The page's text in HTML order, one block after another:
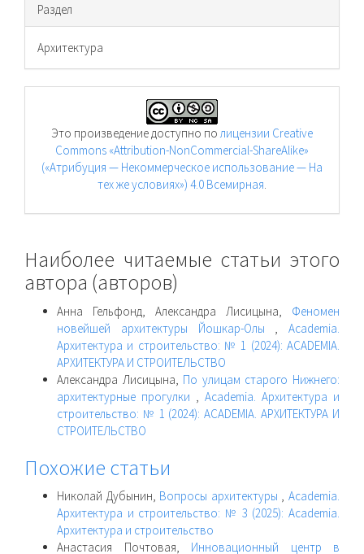
Раздел
Архитектура
Это произведение доступно полицензии Creative
Commons «Attribution-NonCommercial-ShareAlike»
(«Атрибуция — Некоммерческое использование — На
тех же условиях») 4.0 Всемирная.
Наиболее читаемые статьи этого
автора (авторов)
Анна Гельфонд, Александра Лисицына, Феномен
новейшей архитектуры Йошкар-Олы , Academia.
Архитектура и строительство: № 1 (2024): ACADEMIA.
АРХИТЕКТУРА И СТРОИТЕЛЬСТВО
Александра Лисицына, По улицам старого Нижнего:
архитектурные прогулки , Academia. Архитектура и
строительство: № 1 (2024): ACADEMIA. АРХИТЕКТУРА И
СТРОИТЕЛЬСТВО
Похожие статьи
Николай Дубынин, Вопросы архитектуры ,Academia.
Архитектура и строительство: № 3 (2025): Academia.
Архитектура и строительство
Анастасия Почтовая, Инновационный центр в